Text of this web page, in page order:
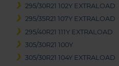
295/30R21 102Y EXTRALOAD
295/35R21 107Y EXTRALOAD
295/40R21 111Y EXTRALOAD
305/30R21 100Y
305/30R21 104Y EXTRALOAD